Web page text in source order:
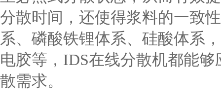
分散时间，还使得浆料的一致
系、磷酸铁锂体系、硅酸体系
电胶等，IDS在线分散机都能
散需求。